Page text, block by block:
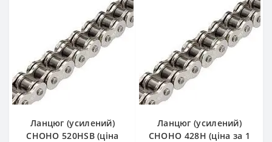
Ланцюг (усилений)
СHOHO 520HSB (ціна
Ланцюг (усилений)
СHOHO 428H (ціна за 1